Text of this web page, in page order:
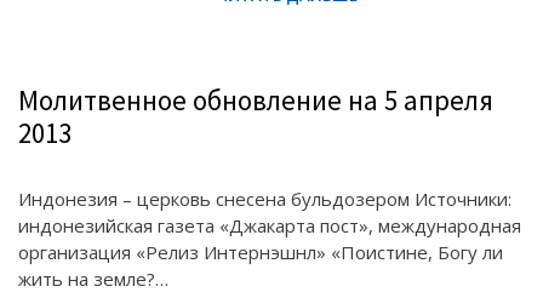
Молитвенное обновление на 5 апреля
2013
Индонезия – церковь снесена бульдозером Источники:
индонезийская газета «Джакарта пост», международная
организация «Релиз Интернэшнл» «Поистине, Богу ли
жить на земле?…